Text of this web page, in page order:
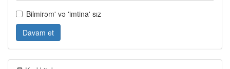
Bilmirəm' və 'imtina' sız
Davam et